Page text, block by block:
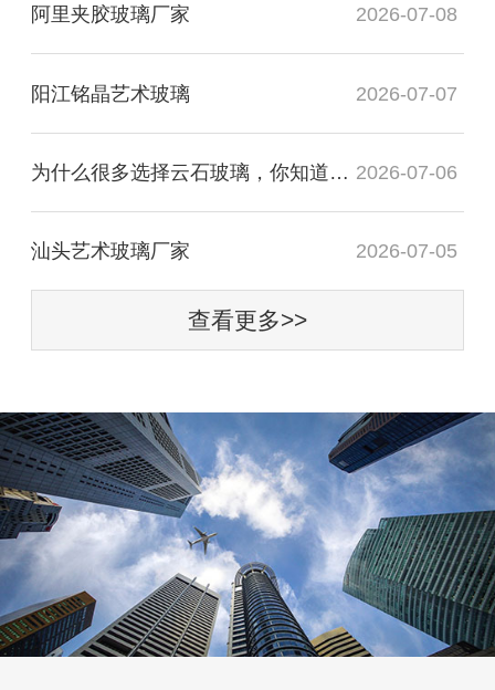
阿里夹胶玻璃厂家 2026-07-08
阳江铭晶艺术玻璃 2026-07-07
为什么很多选择云石玻璃，你知道有什么用处吗？ 2026-07-06
汕头艺术玻璃厂家 2026-07-05
查看更多>>